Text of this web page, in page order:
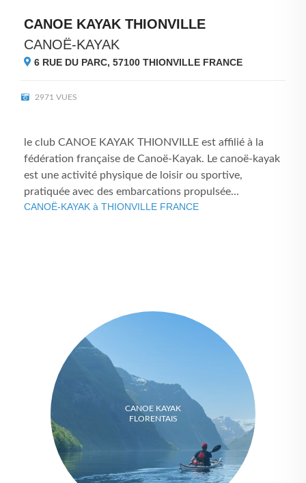
CANOE KAYAK THIONVILLE
CANOË-KAYAK
6 RUE DU PARC, 57100 THIONVILLE FRANCE
2971 VUES
le club CANOE KAYAK THIONVILLE est affilié à la
fédération française de Canoë-Kayak. Le canoë-kayak
est une activité physique de loisir ou sportive,
pratiquée avec des embarcations propulsée...
CANOË-KAYAK à THIONVILLE FRANCE
CANOE KAYAK
FLORENTAIS